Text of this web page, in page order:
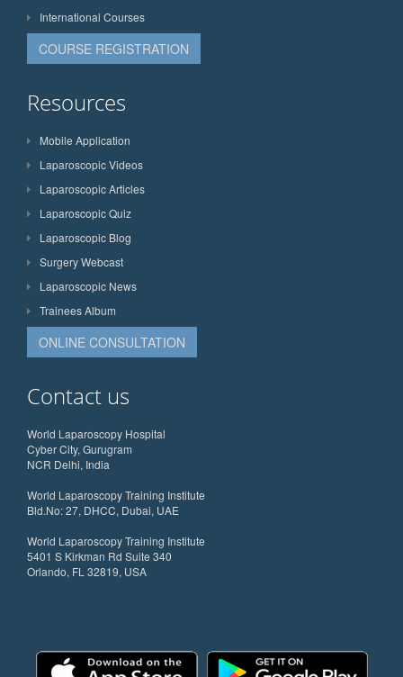
International Courses
COURSE REGISTRATION
Resources
Mobile Application
Laparoscopic Videos
Laparoscopic Articles
Laparoscopic Quiz
Laparoscopic Blog
Surgery Webcast
Laparoscopic News
Trainees Album
ONLINE CONSULTATION
Contact us
World Laparoscopy Hospital
Cyber City, Gurugram
NCR Delhi, India
World Laparoscopy Training Institute
Bld.No: 27, DHCC, Dubai, UAE
World Laparoscopy Training Institute
5401 S Kirkman Rd Suite 340
Orlando, FL 32819, USA